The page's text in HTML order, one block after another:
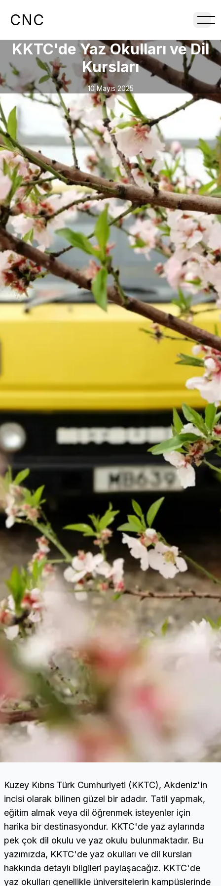
CNC
KKTC'de Yaz Okulları ve Dil
Kursları
10 Mayıs 2025
Kuzey Kıbrıs Türk Cumhuriyeti (KKTC), Akdeniz'in
incisi olarak bilinen güzel bir adadır. Tatil yapmak,
eğitim almak veya dil öğrenmek isteyenler için
harika bir destinasyondur. KKTC'de yaz aylarında
pek çok dil okulu ve yaz okulu bulunmaktadır. Bu
yazımızda, KKTC'de yaz okulları ve dil kursları
hakkında detaylı bilgileri paylaşacağız. KKTC'de
yaz okulları genellikle üniversitelerin kampüslerinde